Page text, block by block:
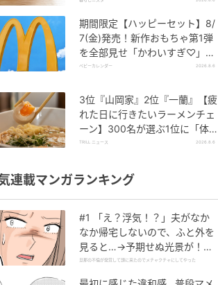
期間限定【ハッピーセット】8/
7(金)発売！新作おもちゃ第1弾
を全部見せ「かわいすぎ♡」
「絶対行く！」
ベビーカレンダー 2026.8.6
3位『山岡家』2位『一蘭』【疲
れた日に行きたいラーメンチェ
ーン】300名が選ぶ1位に「体
に染みわたる」「満足感と元気
TRILL ニュース 2026.8.6
連載マンガランキング
#1 「え？浮気！？」夫がなか
なか帰宅しないので、ふと外を
見ると…→予期せぬ光景が！｜
旦那の不倫が発覚して頭に来た
旦那の不倫が発覚して頭に来たのでメチャクチャにしてやった